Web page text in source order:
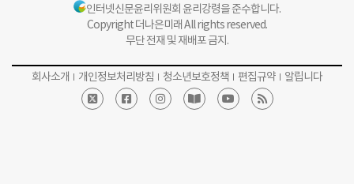
인터넷신문윤리위원회 윤리강령을 준수합니다.
Copyright 더나은미래 All rights reserved.
무단 전재 및 재배포 금지.
회사소개 개인정보처리방침 청소년보호정책 편집규약 알립니다